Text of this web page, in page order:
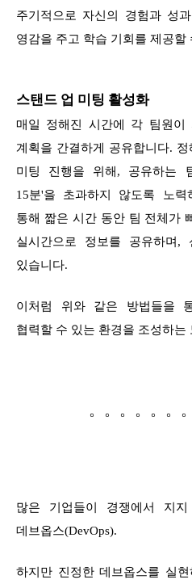
주기적으로 자신의 경험과 성
영감을 주고 학습 기회를 제공할
스탠드 업 미팅 활성화
매일 정해진 시간에 각 팀원이
계획을 간결하게 공유합니다.
미팅 진행을 위해, 공유하는
15분'을 초과하지 않도록 노
통해 짧은 시간 동안 팀 전체가
실시간으로 정보를 공유하며,
있습니다.
이처럼 위와 같은 방법들을
협력할 수 있는 환경을 조성하는
。。。。。。
많은 기업들이 경쟁에서 지
데브옵스(DevOps).
하지만 진정한 데브옵스를 실